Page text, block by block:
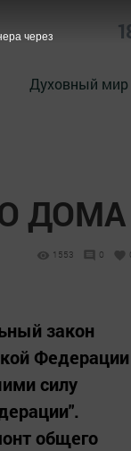
Духовный мир
ДОМА
1553 0
закон
Федерации
силу
общего
через